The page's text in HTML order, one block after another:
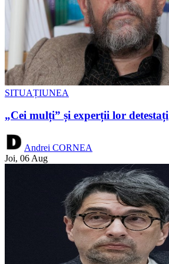
SITUAȚIUNEA
„Cei mulți” și experții lor detestați
Andrei CORNEA
Joi, 06 Aug